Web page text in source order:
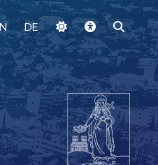
ugrás a fő tartalomhoz
DE